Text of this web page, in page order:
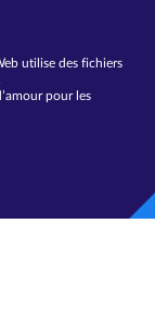
utilise des fichiers
pour les